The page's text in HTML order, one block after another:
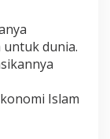
dunia.
Islam